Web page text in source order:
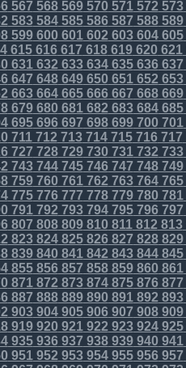
567 568569570571572 573
583584585586587 588589
599600601602 603604605
615616617 618619620621
631632 633634635636637
647 648649650651652 653
663664665666667 668669
679680681682 683684685
695696697 698699700701
711712 713714715716717
727 728729730731732 733
743744745746747 748749
759760761762 763764765
775776777 778779780781
791792 793794795796797
807 808809810811812 813
823824825826827 828829
839840841842 843844845
855856857 858859860861
871872 873874875876877
887 888889890891892 893
903904905906907 908909
919920921922 923924925
935936937 938939940941
951952 953954955956957